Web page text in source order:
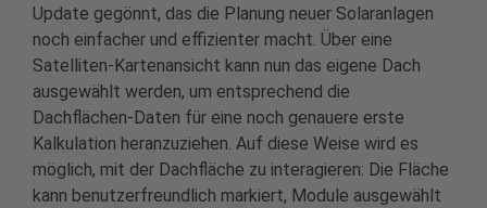
Update gegönnt, das die Planung neuer Solaranlagen
noch einfacher und effizienter macht. Über eine
Satelliten-Kartenansicht kann nun das eigene Dach
ausgewählt werden, um entsprechend die
Dachflächen-Daten für eine noch genauere erste
Kalkulation heranzuziehen. Auf diese Weise wird es
möglich, mit der Dachfläche zu interagieren: Die Fläche
kann benutzerfreundlich markiert, Module ausgewählt